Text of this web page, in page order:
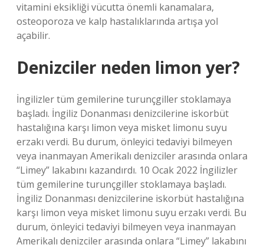
vitamini eksikliği vücutta önemli kanamalara,
osteoporoza ve kalp hastalıklarında artışa yol
açabilir.
Denizciler neden limon yer?
İngilizler tüm gemilerine turunçgiller stoklamaya
başladı. İngiliz Donanması denizcilerine iskorbüt
hastalığına karşı limon veya misket limonu suyu
erzakı verdi. Bu durum, önleyici tedaviyi bilmeyen
veya inanmayan Amerikalı denizciler arasında onlara
“Limey” lakabını kazandırdı. 10 Ocak 2022 İngilizler
tüm gemilerine turunçgiller stoklamaya başladı.
İngiliz Donanması denizcilerine iskorbüt hastalığına
karşı limon veya misket limonu suyu erzakı verdi. Bu
durum, önleyici tedaviyi bilmeyen veya inanmayan
Amerikalı denizciler arasında onlara “Limey” lakabını